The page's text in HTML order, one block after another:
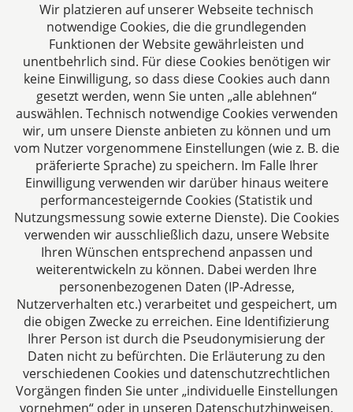
CTC LEGAL
Aachen
Jülicher Straße 215
52070 Aachen
Deutschland
Tel: +49 241 94621-0
Fax: +49 241 94621-111
E-Mail:kanzlei@dhk-law.com
Über uns
Ihre Ansprechpartner für Fragen rund um
Gesellschaftsrecht, Steuergestaltung und
Vertragsrecht.
Wir platzieren auf unserer Webseite technisch
notwendige Cookies, die die grundlegenden
Funktionen der Website gewährleisten und
unentbehrlich sind. Für diese Cookies benötigen wir
keine Einwilligung, so dass diese Cookies auch dann
gesetzt werden, wenn Sie unten „alle ablehnen“
auswählen. Technisch notwendige Cookies verwenden
wir, um unsere Dienste anbieten zu können und um
vom Nutzer vorgenommene Einstellungen (wie z. B. die
präferierte Sprache) zu speichern. Im Falle Ihrer
Einwilligung verwenden wir darüber hinaus weitere
performancesteigernde Cookies (Statistik und
Nutzungsmessung sowie externe Dienste). Die Cookies
verwenden wir ausschließlich dazu, unsere Website
Ihren Wünschen entsprechend anpassen und
weiterentwickeln zu können. Dabei werden Ihre
personenbezogenen Daten (IP-Adresse,
Nutzerverhalten etc.) verarbeitet und gespeichert, um
die obigen Zwecke zu erreichen. Eine Identifizierung
Ihrer Person ist durch die Pseudonymisierung der
Daten nicht zu befürchten. Die Erläuterung zu den
verschiedenen Cookies und datenschutzrechtlichen
Vorgängen finden Sie unter „individuelle Einstellungen
vornehmen“ oder in unseren Datenschutzhinweisen.